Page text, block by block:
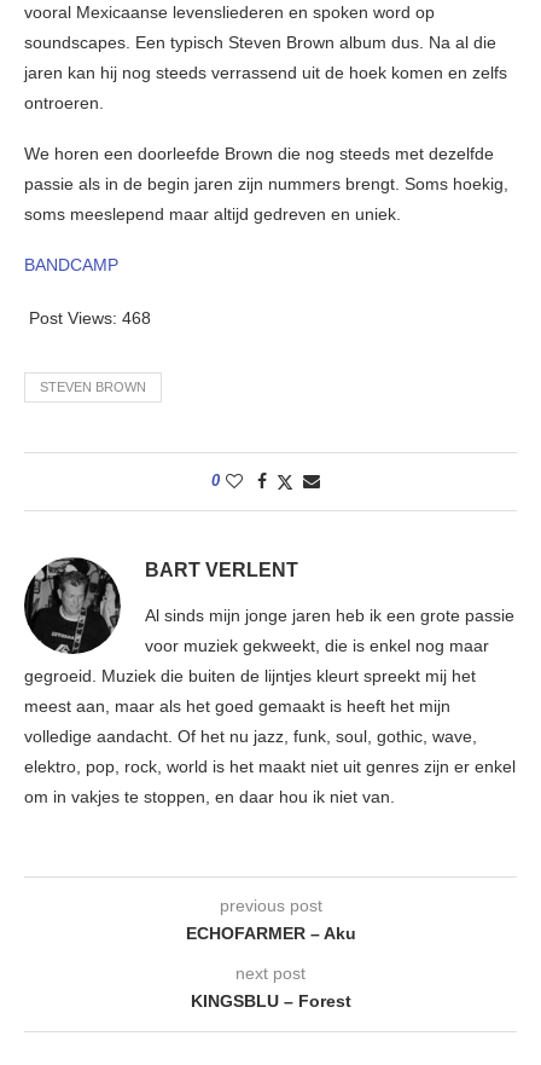
vooral Mexicaanse levensliederen en spoken word op
soundscapes. Een typisch Steven Brown album dus. Na al die
jaren kan hij nog steeds verrassend uit de hoek komen en zelfs
ontroeren.
We horen een doorleefde Brown die nog steeds met dezelfde
passie als in de begin jaren zijn nummers brengt. Soms hoekig,
soms meeslepend maar altijd gedreven en uniek.
BANDCAMP
Post Views: 468
STEVEN BROWN
0
BART VERLENT
Al sinds mijn jonge jaren heb ik een grote passie
voor muziek gekweekt, die is enkel nog maar
gegroeid. Muziek die buiten de lijntjes kleurt spreekt mij het
meest aan, maar als het goed gemaakt is heeft het mijn
volledige aandacht. Of het nu jazz, funk, soul, gothic, wave,
elektro, pop, rock, world is het maakt niet uit genres zijn er enkel
om in vakjes te stoppen, en daar hou ik niet van.
previous post
ECHOFARMER – Aku
next post
KINGSBLU – Forest